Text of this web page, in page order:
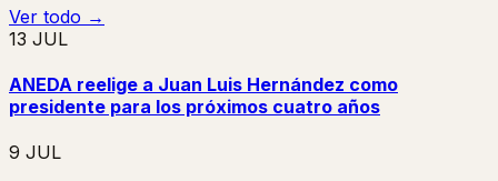
Ver todo →
13 JUL
ANEDA reelige a Juan Luis Hernández como
presidente para los próximos cuatro años
9 JUL